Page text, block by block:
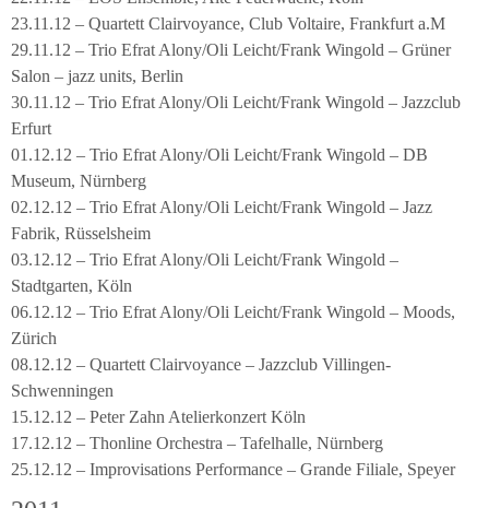
23.11.12 – Quartett Clairvoyance, Club Voltaire, Frankfurt a.M
29.11.12 – Trio Efrat Alony/Oli Leicht/Frank Wingold – Grüner
Salon – jazz units, Berlin
30.11.12 – Trio Efrat Alony/Oli Leicht/Frank Wingold – Jazzclub
Erfurt
01.12.12 – Trio Efrat Alony/Oli Leicht/Frank Wingold – DB
Museum, Nürnberg
02.12.12 – Trio Efrat Alony/Oli Leicht/Frank Wingold – Jazz
Fabrik, Rüsselsheim
03.12.12 – Trio Efrat Alony/Oli Leicht/Frank Wingold –
Stadtgarten, Köln
06.12.12 – Trio Efrat Alony/Oli Leicht/Frank Wingold – Moods,
Zürich
08.12.12 – Quartett Clairvoyance – Jazzclub Villingen-
Schwenningen
15.12.12 – Peter Zahn Atelierkonzert Köln
17.12.12 – Thonline Orchestra – Tafelhalle, Nürnberg
25.12.12 – Improvisations Performance – Grande Filiale, Speyer